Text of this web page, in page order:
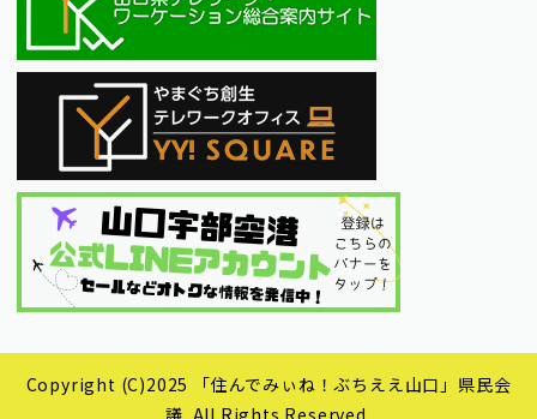
Copyright (C)2025 「住んでみぃね！ぶちええ山口」県民会
議. All Rights Reserved.